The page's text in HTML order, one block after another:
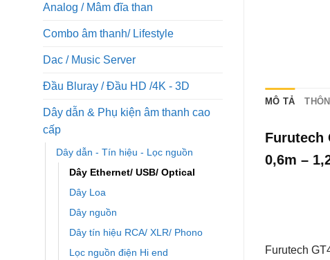
Analog / Mâm đĩa than
Combo âm thanh/ Lifestyle
Dac / Music Server
Đầu Bluray / Đầu HD /4K - 3D
Dây dẫn & Phụ kiện âm thanh cao
cấp
Dây dẫn - Tín hiệu - Lọc nguồn
Dây Ethernet/ USB/ Optical
Dây Loa
Dây nguồn
Dây tín hiệu RCA/ XLR/ Phono
Lọc nguồn điện Hi end
MÔ TẢ
Furutech
0,6m –
Furutech